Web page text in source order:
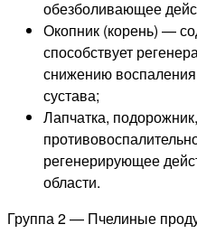
обезболивающее
Окопник (корень) —
способствует
снижению
сустава;
Лапчатка,
регенерирующее
области.
Группа 2 — Пчелиные